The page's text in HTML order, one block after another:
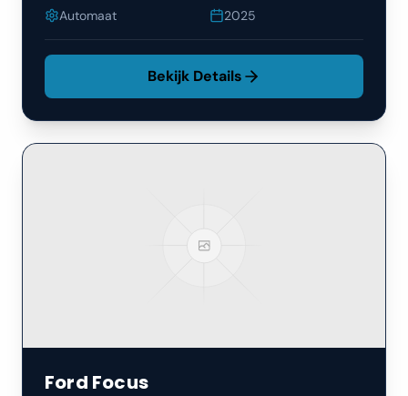
Automaat 2025
Bekijk Details
Ford Focus